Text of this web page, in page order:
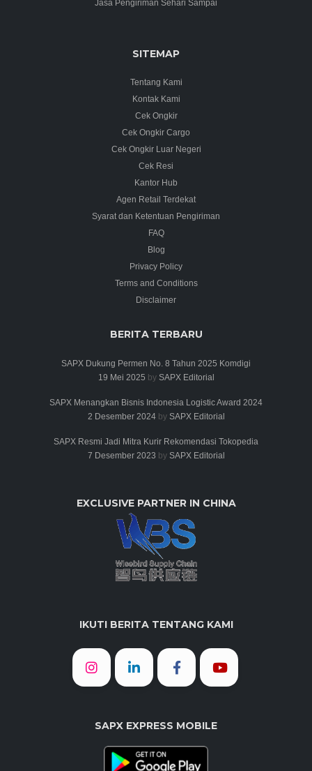
Jasa Pengiriman Sehari Sampai
SITEMAP
Tentang Kami
Kontak Kami
Cek Ongkir
Cek Ongkir Cargo
Cek Ongkir Luar Negeri
Cek Resi
Kantor Hub
Agen Retail Terdekat
Syarat dan Ketentuan Pengiriman
FAQ
Blog
Privacy Policy
Terms and Conditions
Disclaimer
BERITA TERBARU
SAPX Dukung Permen No. 8 Tahun 2025 Komdigi
19 Mei 2025 by SAPX Editorial
SAPX Menangkan Bisnis Indonesia Logistic Award 2024
2 Desember 2024by SAPX Editorial
SAPX Resmi Jadi Mitra Kurir Rekomendasi Tokopedia
7 Desember 2023 by SAPX Editorial
EXCLUSIVE PARTNER IN CHINA
IKUTI BERITA TENTANG KAMI
SAPX EXPRESS MOBILE